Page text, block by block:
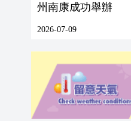
州南康成功舉辦
2026-07-09